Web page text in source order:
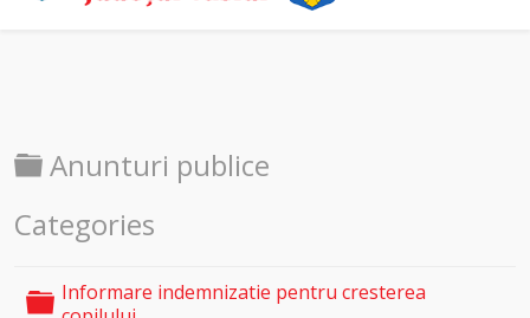
Folder
Anunturi publice
Categories
Folder
Informare indemnizatie pentru cresterea